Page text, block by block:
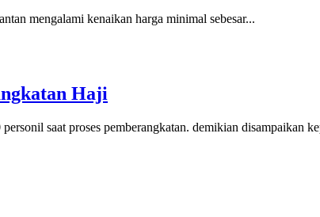
mengalami kenaikan harga minimal sebesar...
Haji
saat proses pemberangkatan. demikian disampaikan